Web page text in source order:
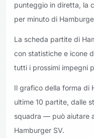
punteggio in diretta, la
per minuto di
La scheda partite di
con statistiche e icone
tutti i prossimi impegni
Il grafico della forma di
ultime 10 partite, dalle
squadra — può aiutare
Hamburger SV.